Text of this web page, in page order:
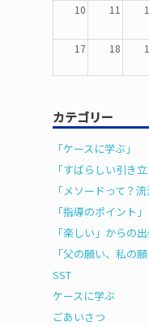
10
11
17 18
31 1
カテゴリー
「ケースに学ぶ」
「すばらしい引き立
「メソードって？流
「指導のポイント」
「楽しい」からの
「父の願い、私の願
SST
ケースに学ぶ
ごあいさつ